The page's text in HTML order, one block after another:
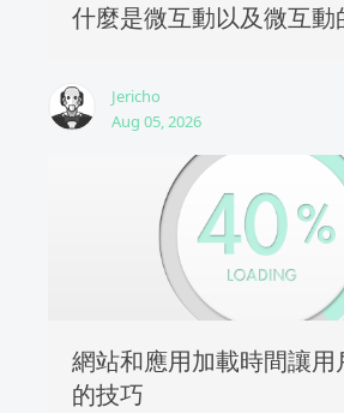
什麼是微互動以及微互動
Jericho
Aug 05, 2026
網站和應用加載時間讓用
的技巧